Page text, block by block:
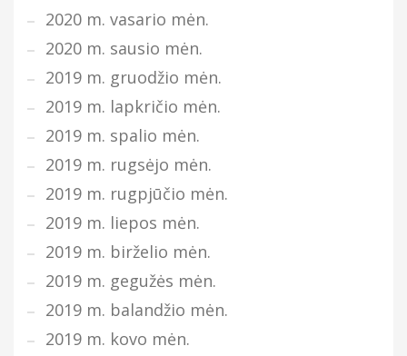
2020 m. vasario mėn.
2020 m. sausio mėn.
2019 m. gruodžio mėn.
2019 m. lapkričio mėn.
2019 m. spalio mėn.
2019 m. rugsėjo mėn.
2019 m. rugpjūčio mėn.
2019 m. liepos mėn.
2019 m. birželio mėn.
2019 m. gegužės mėn.
2019 m. balandžio mėn.
2019 m. kovo mėn.